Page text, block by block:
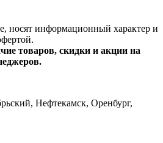
носят информационный характер и
товаров, скидки и акции на
Нефтекамск, Оренбург,